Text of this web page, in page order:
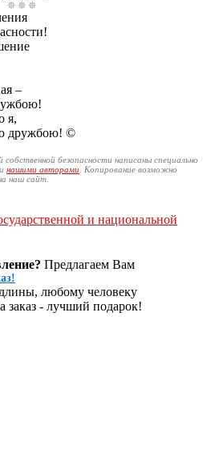
–
я,
дружбою! ©
безопасности написаны специально
нашими авторами . Копирование возможно
наш сайт.
и национальной
Предлагаем Вам
любому человеку
- лучший подарок!